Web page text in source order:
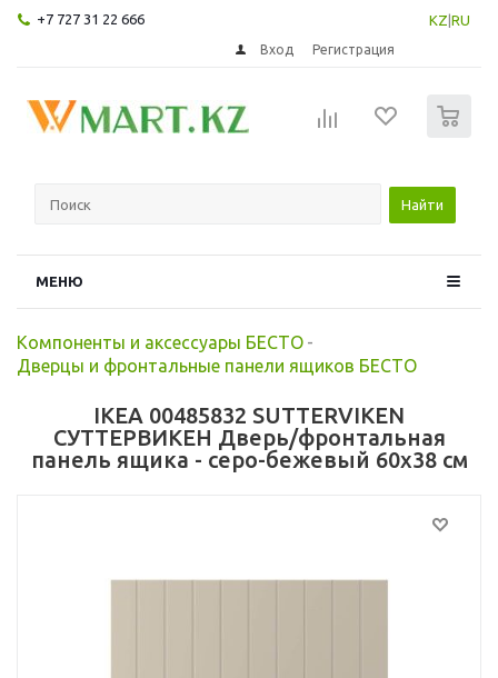
+7 727 31 22 666 KZ RU
Вход Регистрация
Найти
МЕНЮ
Компоненты и аксессуары БЕСТО -
Дверцы и фронтальные панели ящиков БЕСТО
IKEA 00485832 SUTTERVIKEN
СУТТЕРВИКЕН Дверь/фронтальная
панель ящика - серо-бежевый 60x38 см